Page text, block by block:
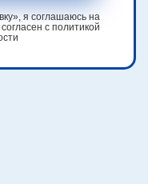
я соглашаюсь на
с политикой